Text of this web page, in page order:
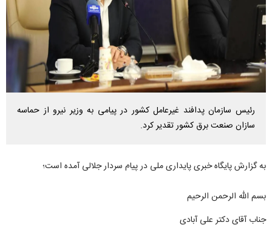
رئیس سازمان پدافند غیرعامل کشور در پیامی به وزیر نیرو از حماسه
سازان صنعت برق کشور تقدیر کرد.
به گزارش پایگاه خبری پایداری ملی در پیام سردار جلالی آمده است؛
بسم الله الرحمن الرحیم
جناب آقای دکتر علی آبادی